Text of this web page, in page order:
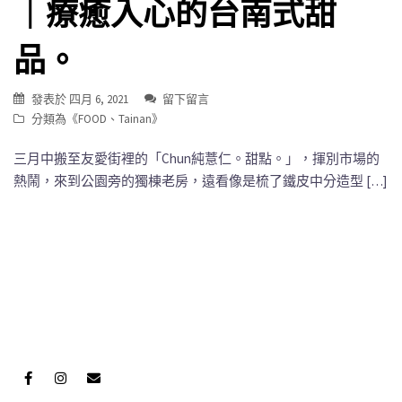
｜療癒入心的台南式甜
品。
發表於 四月 6, 2021
留下留言
分類為《FOOD 、 Tainan》
三月中搬至友愛街裡的「Chun純薏仁。甜點。」，揮別市場的
熱鬧，來到公園旁的獨棟老房，遠看像是梳了鐵皮中分造型 […]